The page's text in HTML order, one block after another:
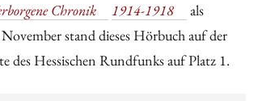
Chronik 1914-1918
als
stand dieses Hörbuch auf der
des Hessischen Rundfunks auf Platz 1.